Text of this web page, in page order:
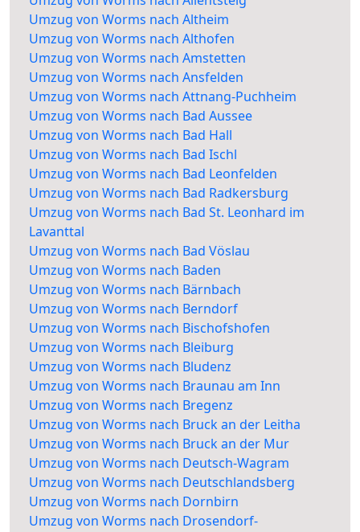
Umzug von Worms nach Altheim
Umzug von Worms nach Althofen
Umzug von Worms nach Amstetten
Umzug von Worms nach Ansfelden
Umzug von Worms nach Attnang-Puchheim
Umzug von Worms nach Bad Aussee
Umzug von Worms nach Bad Hall
Umzug von Worms nach Bad Ischl
Umzug von Worms nach Bad Leonfelden
Umzug von Worms nach Bad Radkersburg
Umzug von Worms nach Bad St. Leonhard im
Lavanttal
Umzug von Worms nach Bad Vöslau
Umzug von Worms nach Baden
Umzug von Worms nach Bärnbach
Umzug von Worms nach Berndorf
Umzug von Worms nach Bischofshofen
Umzug von Worms nach Bleiburg
Umzug von Worms nach Bludenz
Umzug von Worms nach Braunau am Inn
Umzug von Worms nach Bregenz
Umzug von Worms nach Bruck an der Leitha
Umzug von Worms nach Bruck an der Mur
Umzug von Worms nach Deutsch-Wagram
Umzug von Worms nach Deutschlandsberg
Umzug von Worms nach Dornbirn
Umzug von Worms nach Drosendorf-